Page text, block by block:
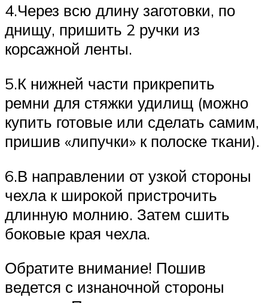
4.Через всю длину заготовки, по
днищу, пришить 2 ручки из
корсажной ленты.
5.К нижней части прикрепить
ремни для стяжки удилищ (можно
купить готовые или сделать самим,
пришив «липучки» к полоске ткани).
6.В направлении от узкой стороны
чехла к широкой пристрочить
длинную молнию. Затем сшить
боковые края чехла.
Обратите внимание! Пошив
ведется с изнаночной стороны